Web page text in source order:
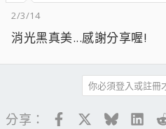
2/3/14
消光黑真美...感謝分享喔!
你必須登入或註冊
分享： FacebookBluesky